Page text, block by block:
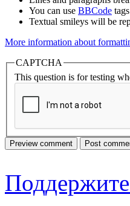
You can use BBCode
Textual smileys will be
More information about
CAPTCHA
This question is for testing